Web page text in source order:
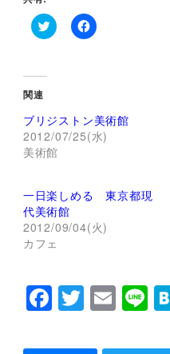
ク
し
て
T
i
t
t
e
r
有
(
新
し
い
ウ
ウ
で
開
)
F
で
共
有
ク
リ
ク
し
い
(
新
ィ
関連
ブリジストン美術館
2012/07/25(水)
美術館
一日楽しめる 東京都現
代美術館
2012/09/04(火)
カフェ
F T E Li